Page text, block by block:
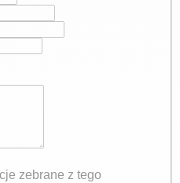
zebrane z tego